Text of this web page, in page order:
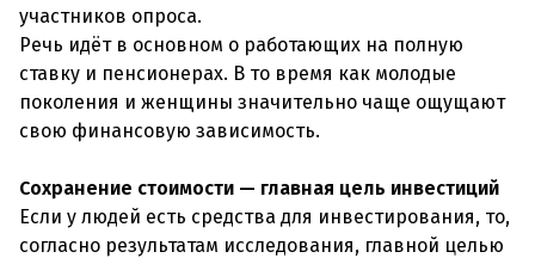
участников опроса.
Речь идёт в основном о работающих на полную
ставку и пенсионерах. В то время как молодые
поколения и женщины значительно чаще ощущают
свою финансовую зависимость.
Сохранение стоимости — главная цель инвестиций
Если у людей есть средства для инвестирования, то,
согласно результатам исследования, главной целью